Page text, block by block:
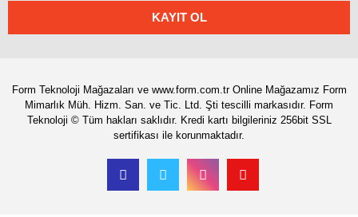
KAYIT OL
Form Teknoloji Mağazaları ve www.form.com.tr Online Mağazamız Form
Mimarlık Müh. Hizm. San. ve Tic. Ltd. Şti tescilli markasıdır. Form
Teknoloji © Tüm hakları saklıdır. Kredi kartı bilgileriniz 256bit SSL
sertifikası ile korunmaktadır.